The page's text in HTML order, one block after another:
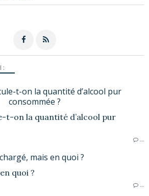
:
t-on la quantité d’alcool pur
consommée ?
mais en quoi ?